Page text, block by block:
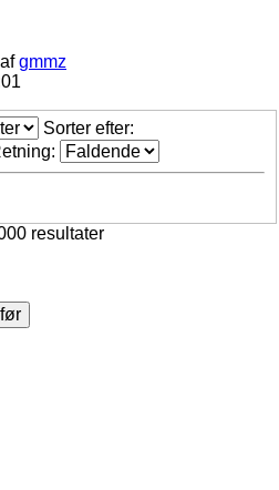
afgmmz
Sorter efter:
resultater